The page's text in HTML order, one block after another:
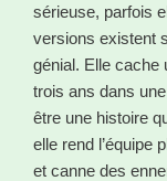
sérieuse, parfois
versions existent
génial. Elle cache
trois ans dans
être une histoire
elle rend l’équipe
et canne des